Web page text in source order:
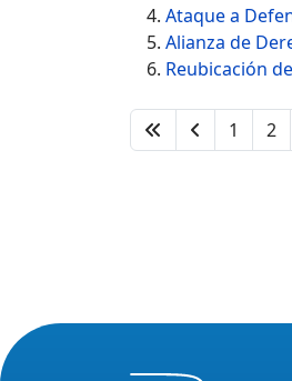
Ataque a
Alianza de
Reubicación
1 2